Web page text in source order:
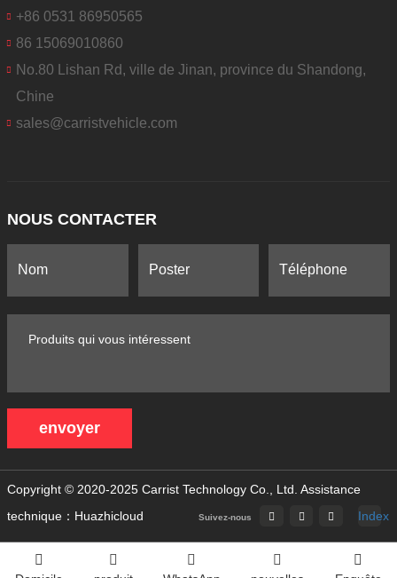
+86 0531 86950565
86 15069010860
No.80 Lishan Rd, ville de Jinan, province du Shandong,
Chine
sales@carristvehicle.com
NOUS CONTACTER
envoyer
Copyright © 2020-2025 Carrist Technology Co., Ltd. Assistance
technique：Huazhicloud
Suivez-nous Index